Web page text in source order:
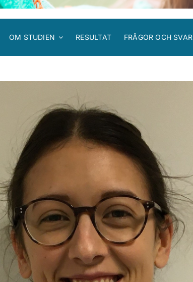
OM STUDIEN RESULTAT FRÅGOR OCH SVAR